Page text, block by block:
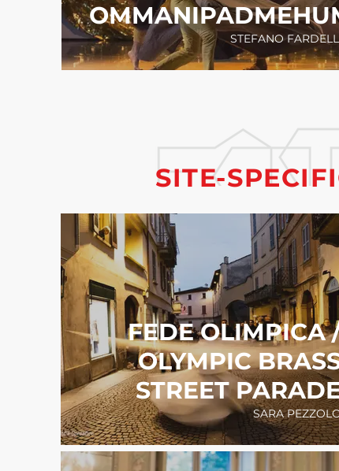
STEFANO
SITE-
FEDE OLIMPICA
OLYMPIC
STREET
SARA